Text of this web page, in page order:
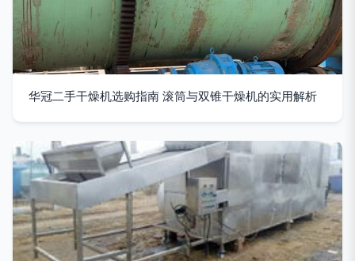
华冠二手干燥机选购指南 滚筒与双锥干燥机的实用解析